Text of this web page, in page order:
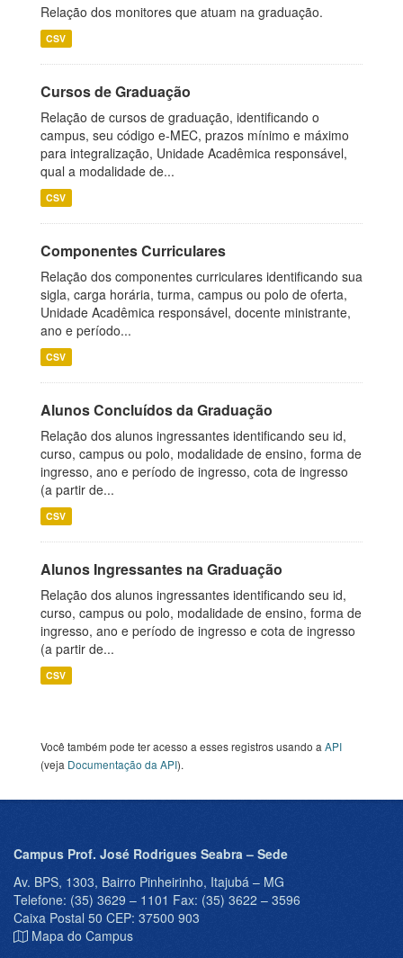
Relação dos monitores que atuam na graduação.
CSV
Cursos de Graduação
Relação de cursos de graduação, identificando o
campus, seu código e-MEC, prazos mínimo e máximo
para integralização, Unidade Acadêmica responsável,
qual a modalidade de...
CSV
Componentes Curriculares
Relação dos componentes curriculares identificando sua
sigla, carga horária, turma, campus ou polo de oferta,
Unidade Acadêmica responsável, docente ministrante,
ano e período...
CSV
Alunos Concluídos da Graduação
Relação dos alunos ingressantes identificando seu id,
curso, campus ou polo, modalidade de ensino, forma de
ingresso, ano e período de ingresso, cota de ingresso
(a partir de...
CSV
Alunos Ingressantes na Graduação
Relação dos alunos ingressantes identificando seu id,
curso, campus ou polo, modalidade de ensino, forma de
ingresso, ano e período de ingresso e cota de ingresso
(a partir de...
CSV
Você também pode ter acesso a esses registros usando a API
(veja Documentação da API).
Campus Prof. José Rodrigues Seabra – Sede
Av. BPS, 1303, Bairro Pinheirinho, Itajubá – MG
Telefone: (35) 3629 – 1101 Fax: (35) 3622 – 3596
Caixa Postal 50 CEP: 37500 903
Mapa do Campus